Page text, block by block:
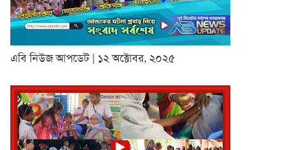
এবি নিউজ আপডেট | ১২ অক্টোবর, ২০২৫